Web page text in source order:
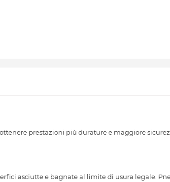
prestazioni più durature e maggiore
asciutte e bagnate al limite di usura legale.